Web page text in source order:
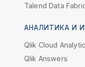
Talend Data
АНАЛИТИКА И
Qlik Cloud
Qlik Answers